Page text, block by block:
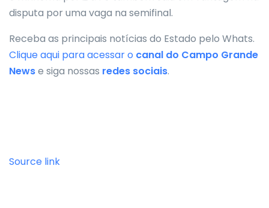
disputa por uma vaga na semifinal.
Receba as principais notícias do Estado pelo Whats.
Clique aqui para acessar o canal do Campo Grande
Newse siga nossas redes sociais.
Source link